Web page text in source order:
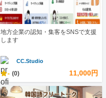
地方企業の認知・集客をSNSで支援
します
CC.Studio
- (0) 11,000円